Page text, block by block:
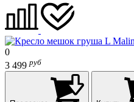
0
3 499 руб